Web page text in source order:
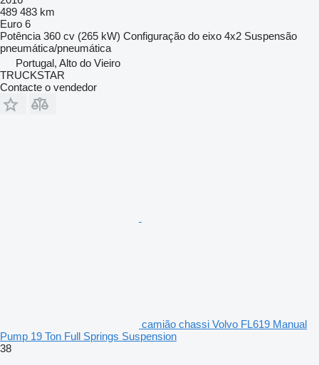
489 483 km
Euro 6
Potência 360 cv (265 kW) Configuração do eixo 4x2 Suspensão
pneumática/pneumática
Portugal, Alto do Vieiro
TRUCKSTAR
Contacte o vendedor
camião chassi Volvo FL619 Manual
Pump 19 Ton Full Springs Suspension
38